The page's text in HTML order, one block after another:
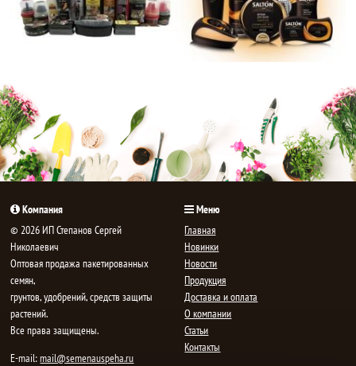
Компания
© 2026 ИП Степанов Сергей
Николаевич
Oптовая продажа пакетированных
семян,
грунтов, удобрений, средств защиты
растений.
Все права защищены.
E-mail:mail@semenauspeha.ru
Меню
Главная
Новинки
Новости
Продукция
Доставка и оплата
О компании
Статьи
Контакты